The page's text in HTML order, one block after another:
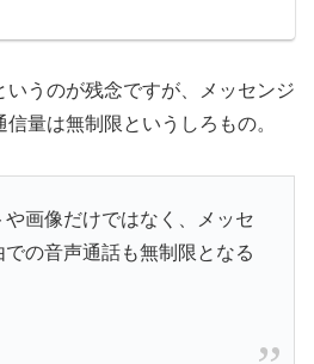
うのが残念ですが、メッセンジ
量は無制限というしろもの。
や画像だけではなく、メッセ
の音声通話も無制限となる